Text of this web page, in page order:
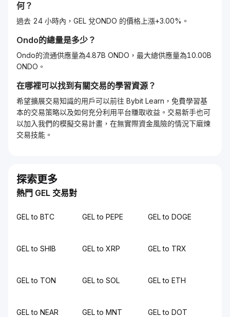
何？
過去 24 小時內，GEL 兌ONDO 的價格上漲+3.00%。
Ondo的總量是多少？
Ondo的流通供應量為4.87B ONDO，最大總供應量為10.00B
ONDO。
在哪裡可以找到有關交易的學習資源？
希望擴展交易知識的用戶可以前往 Bybit Learn，免費學習基
本的交易策略以及如何充分利用平台賺取收益。交易新手也可
以加入我們的模擬交易計畫，在無實際資金風險的情況下磨煉
交易技能。
探索更多
熱門 GEL 交易對
GEL to BTC GEL to PEPE GEL to DOGE
GEL to SHIB GEL to XRP GEL to TRX
GEL to TON GEL to SOL GEL to ETH
GEL to NEAR GEL to MNT GEL to DOT